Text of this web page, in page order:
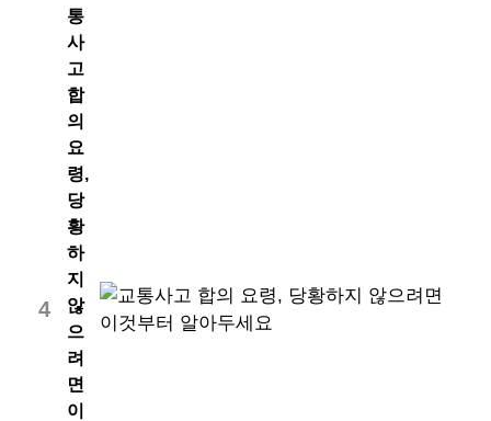
4
통
사
고
합
의
요
령,
당
황
하
지
않
으
려
면
이